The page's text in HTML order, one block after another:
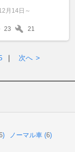
月14日～
23 21
｜ 次へ >
) ノーマル車 (6)